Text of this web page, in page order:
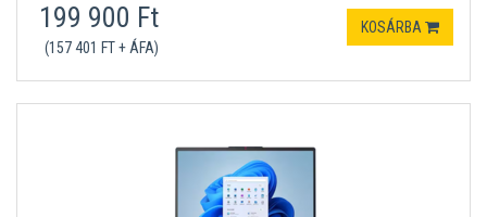
199 900 Ft
(157 401 FT + ÁFA)
KOSÁRBA